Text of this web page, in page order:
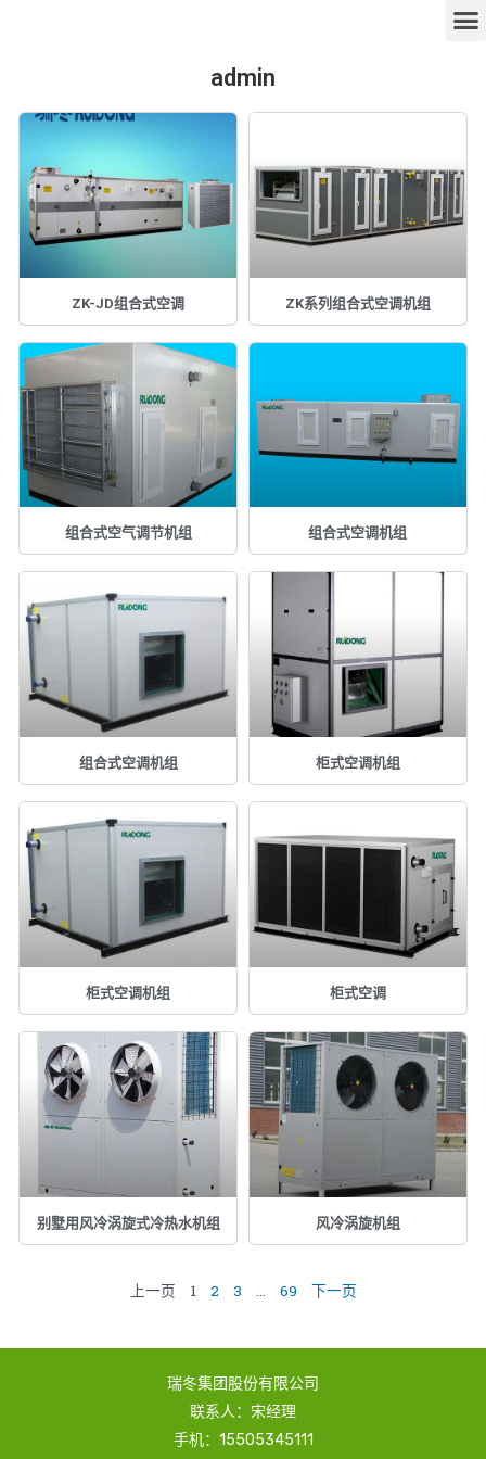
admin
ZK-JD组合式空调 ZK系列组合式空调机组
组合式空气调节机组 组合式空调机组
组合式空调机组 柜式空调机组
柜式空调机组 柜式空调
别墅用风冷涡旋式冷热水机组 风冷涡旋机组
上一页 1 2 3 69 下一页
瑞冬集团股份有限公司
联系人：宋经理
手机：15505345111